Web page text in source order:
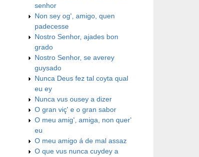
senhor
Non sey og', amigo, quen
padecesse
Nostro Senhor, ajades bon
grado
Nostro Senhor, se averey
guysado
Nunca Deus fez tal coyta qual
eu ey
Nunca vus ousey a dizer
O gran viç' e o gran sabor
O meu amig', amiga, non quer'
eu
O meu amigo á de mal assaz
O que vus nunca cuydey a